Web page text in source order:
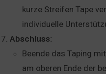
kurze Streifen Tape
individuelle
Abschluss:
Beende das Taping
am oberen Ende der